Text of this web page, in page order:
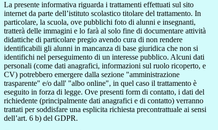
La presente informativa riguarda i trattamenti effettuati sul sito
internet da parte dell’istituto scolastico titolare del trattamento. In
particolare, la scuola, ove pubblichi foto di alunni e insegnanti,
tratterà delle immagini e lo farà al solo fine di documentare attività
didattiche di particolare pregio avendo cura di non rendere
identificabili gli alunni in mancanza di base giuridica che non si
identifichi nel perseguimento di un interesse pubblico. Alcuni dati
personali (come dati anagrafici, informazioni sul ruolo ricoperto, e
CV) potrebbero emergere dalla sezione "amministrazione
trasparente" e/o dall' "albo online", in quel caso il trattamento è
eseguito in forza di legge. Ove presenti form di contatto, i dati del
richiedente (principalmente dati anagrafici e di contatto) verranno
trattati per soddisfare una esplicita richiesta precontrattuale ai sensi
dell’art. 6 b) del GDPR.